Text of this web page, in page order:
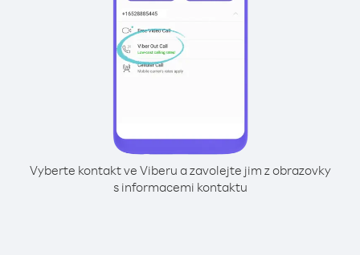
Vyberte kontakt ve Viberu a zavolejte jim z obrazovky
s informacemi kontaktu